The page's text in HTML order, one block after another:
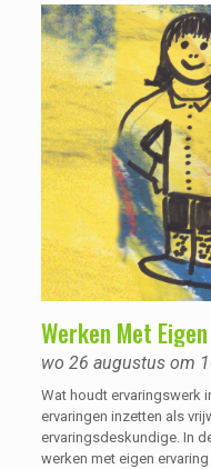
Werken Met
wo 26 augustus om
Wat houdt ervaringswerk
ervaringen inzetten als
ervaringsdeskundige. In
werken met eigen